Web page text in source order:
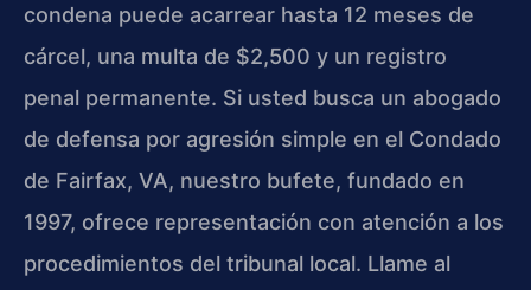
condena puede acarrear hasta 12 meses de
cárcel, una multa de $2,500 y un registro
penal permanente. Si usted busca un abogado
de defensa por agresión simple en el Condado
de Fairfax, VA, nuestro bufete, fundado en
1997, ofrece representación con atención a los
procedimientos del tribunal local. Llame al